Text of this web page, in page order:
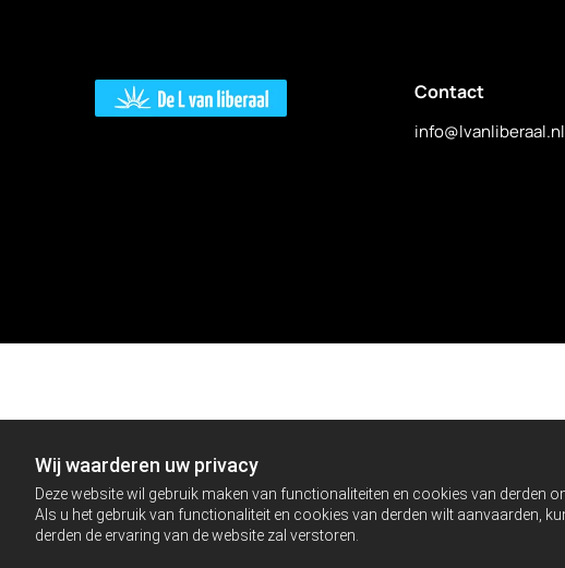
Wij waarderen uw privacy
Deze website wil gebruik maken van functionaliteiten en cookies van derden
Als u het gebruik van functionaliteit en cookies van derden wilt aanvaarden,
derden de ervaring van de website zal verstoren.
Contact
info@lvanliberaal.nl